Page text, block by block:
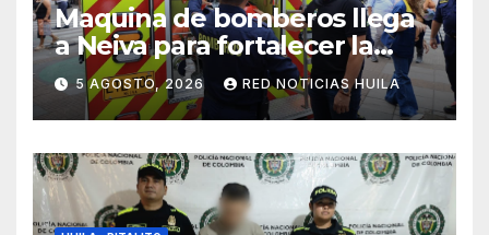
Maquina de bomberos llega
a Neiva para fortalecer la
asistencia en las
emergencias ocasionadas
por el fenómeno del niño
5 AGOSTO, 2026 RED NOTICIAS HUILA